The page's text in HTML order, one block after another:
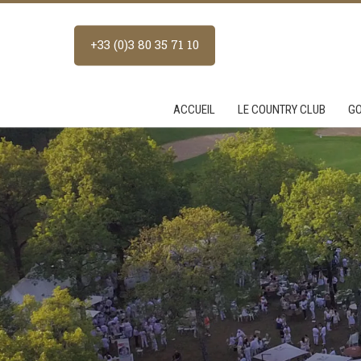
+33 (0)3 80 35 71 10
ACCUEIL LE COUNTRY CLUB